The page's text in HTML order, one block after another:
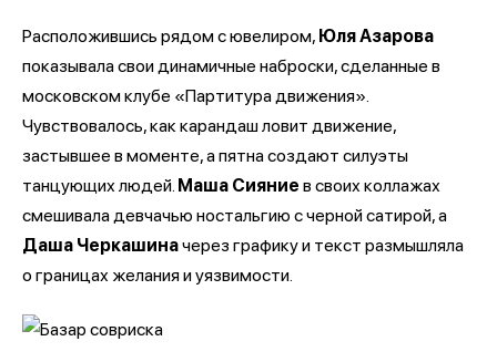
Расположившись рядом с ювелиром, Юля Азарова
показывала свои динамичные наброски, сделанные в
московском клубе «Партитура движения».
Чувствовалось, как карандаш ловит движение,
застывшее в моменте, а пятна создают силуэты
танцующих людей. Маша Сияние в своих коллажах
смешивала девчачью ностальгию с черной сатирой, а
Даша Черкашиначерез графику и текст размышляла
о границах желания и уязвимости.